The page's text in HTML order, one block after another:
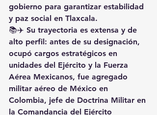
gobierno para garantizar estabilidad
y paz social en Tlaxcala.
📚✈️ Su trayectoria es extensa y de
alto perfil: antes de su designación,
ocupó cargos estratégicos en
unidades del Ejército y la Fuerza
Aérea Mexicanos, fue agregado
militar aéreo de México en
Colombia, jefe de Doctrina Militar en
la Comandancia del Ejército